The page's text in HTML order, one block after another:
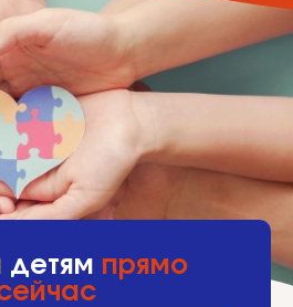
детям прямо